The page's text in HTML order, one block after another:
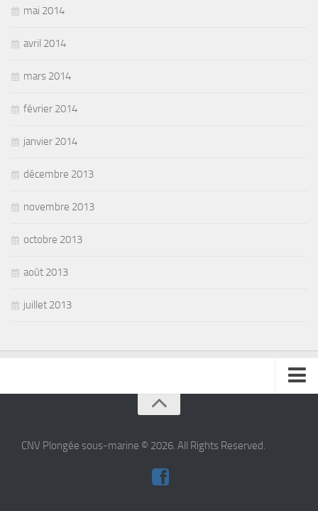
mai 2014
avril 2014
mars 2014
février 2014
janvier 2014
décembre 2013
novembre 2013
octobre 2013
août 2013
juillet 2013
CNV Plongée sous-marine © 2026. All Rights Reserved.